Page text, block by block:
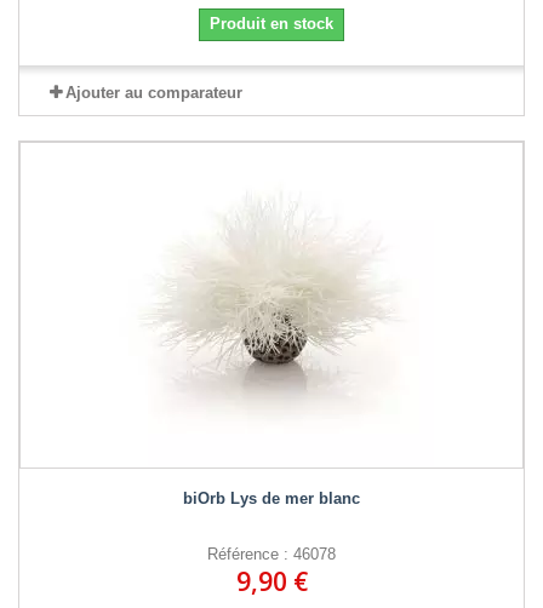
Produit en stock
Ajouter au comparateur
biOrb Lys de mer blanc
Référence : 46078
9,90 €